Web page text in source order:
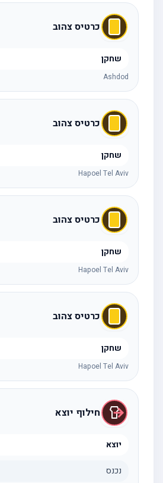
כרטיס צהוב
שחקן
Ashdod
כרטיס צהוב
שחקן
Hapoel Tel Aviv
כרטיס צהוב
שחקן
Hapoel Tel Aviv
כרטיס צהוב
שחקן
Hapoel Tel Aviv
חילוף יוצא
יוצא
נכנס